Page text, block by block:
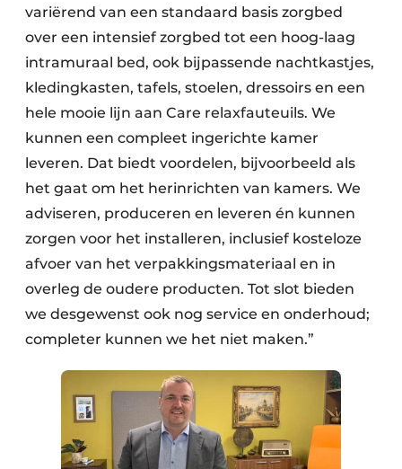
variërend van een standaard basis zorgbed
over een intensief zorgbed tot een hoog-laag
intramuraal bed, ook bijpassende nachtkastjes,
kledingkasten, tafels, stoelen, dressoirs en een
hele mooie lijn aan Care relaxfauteuils. We
kunnen een compleet ingerichte kamer
leveren. Dat biedt voordelen, bijvoorbeeld als
het gaat om het herinrichten van kamers. We
adviseren, produceren en leveren én kunnen
zorgen voor het installeren, inclusief kosteloze
afvoer van het verpakkingsmateriaal en in
overleg de oudere producten. Tot slot bieden
we desgewenst ook nog service en onderhoud;
completer kunnen we het niet maken.”